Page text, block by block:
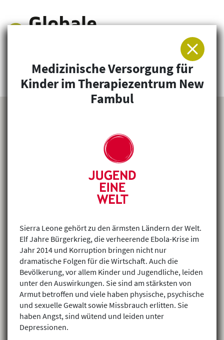
Arbeitsgemeinschaft für Entwicklung und
Humanitäre Hilfe
Medizinische Versorgung für
Kinder im Therapiezentrum New
Fambul
Sierra Leone gehört zu den ärmsten Ländern der Welt.
Elf Jahre Bürgerkrieg, die verheerende Ebola-Krise im
Jahr 2014 und Korruption bringen nicht nur
dramatische Folgen für die Wirtschaft. Auch die
Bevölkerung, vor allem Kinder und Jugendliche, leiden
unter den Auswirkungen. Sie sind am stärksten von
Armut betroffen und viele haben physische, psychische
und sexuelle Gewalt sowie Missbrauch erlitten. Sie
haben Angst, sind wütend und leiden unter
Depressionen.